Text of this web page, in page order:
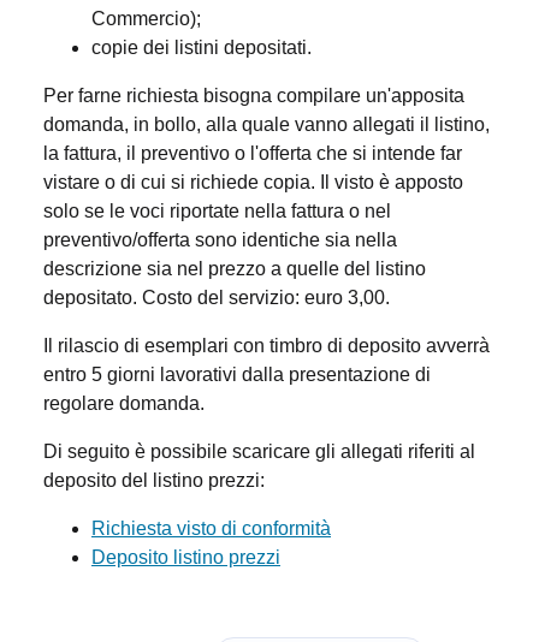
Commercio);
copie dei listini depositati.
Per farne richiesta bisogna compilare un'apposita
domanda, in bollo, alla quale vanno allegati il listino,
la fattura, il preventivo o l'offerta che si intende far
vistare o di cui si richiede copia. Il visto è apposto
solo se le voci riportate nella fattura o nel
preventivo/offerta sono identiche sia nella
descrizione sia nel prezzo a quelle del listino
depositato. Costo del servizio: euro 3,00.
Il rilascio di esemplari con timbro di deposito avverrà
entro 5 giorni lavorativi dalla presentazione di
regolare domanda.
Di seguito è possibile scaricare gli allegati riferiti al
deposito del listino prezzi:
Richiesta visto di conformità
Deposito listino prezzi